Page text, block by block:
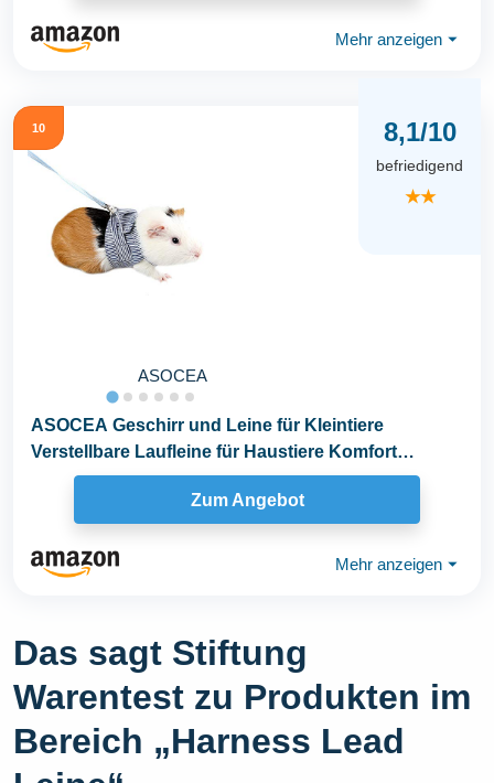
Mehr anzeigen ⏷
10
ASOCEA
8,1/10
befriedigend
★★
ASOCEA Geschirr und Leine für Kleintiere
Verstellbare Laufleine für Haustiere Komfort
gepolsterte...
Zum Angebot
Mehr anzeigen ⏷
Das sagt Stiftung
Warentest zu Produkten im
Bereich „Harness Lead